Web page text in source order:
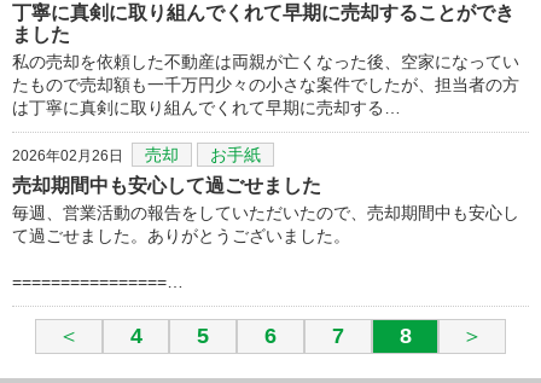
丁寧に真剣に取り組んでくれて早期に売却することができ
ました
私の売却を依頼した不動産は両親が亡くなった後、空家になってい
たもので売却額も一千万円少々の小さな案件でしたが、担当者の方
は丁寧に真剣に取り組んでくれて早期に売却する…
2026年02月26日 売却 お手紙
売却期間中も安心して過ごせました
毎週、営業活動の報告をしていただいたので、売却期間中も安心し
て過ごせました。ありがとうございました。
================…
＜ 4 5 6 7 8 ＞